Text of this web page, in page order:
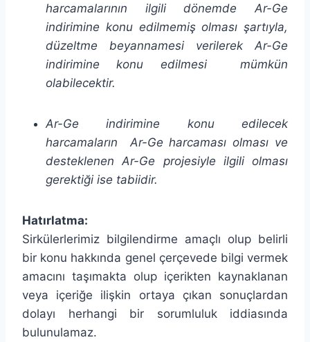
harcamalarının ilgili dönemde Ar-Ge
indirimine konu edilmemiş olması şartıyla,
düzeltme beyannamesi verilerek Ar-Ge
indirimine konu edilmesi mümkün
olabilecektir.
Ar-Ge indirimine konu edilecek
harcamaların Ar-Ge harcaması olması ve
desteklenen Ar-Ge projesiyle ilgili olması
gerektiği ise tabiidir.
Hatırlatma:
Sirkülerlerimiz bilgilendirme amaçlı olup belirli
bir konu hakkında genel çerçevede bilgi vermek
amacını taşımakta olup içerikten kaynaklanan
veya içeriğe ilişkin ortaya çıkan sonuçlardan
dolayı herhangi bir sorumluluk iddiasında
bulunulamaz.